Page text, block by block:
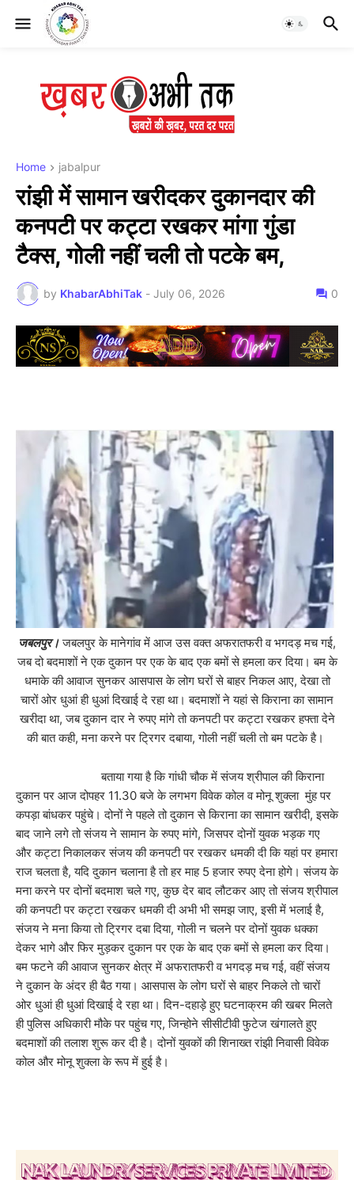
Home jabalpur
रांझी में सामान खरीदकर दुकानदार की
कनपटी पर कट्टा रखकर मांगा गुंडा
टैक्स, गोली नहीं चली तो पटके बम,
by KhabarAbhiTak - July 06, 2026 0
जबलपुर।जबलपुर के मानेगांव में आज उस वक्त अफरातफरी व भगदड़ मच गई,
जब दो बदमाशों ने एक दुकान पर एक के बाद एक बमों से हमला कर दिया। बम के
धमाके की आवाज सुनकर आसपास के लोग घरों से बाहर निकल आए, देखा तो
चारों ओर धुआं ही धुआं दिखाई दे रहा था। बदमाशों ने यहां से किराना का सामान
खरीदा था, जब दुकान दार ने रुपए मांगे तो कनपटी पर कट्टा रखकर हफ्ता देने
की बात कही, मना करने पर ट्रिगर दबाया, गोली नहीं चली तो बम पटके है।
बताया गया है कि गांधी चौक में संजय श्रीपाल की किराना
दुकान पर आज दोपहर 11.30 बजे के लगभग विवेक कोल व मोनू शुक्ला मुंह पर
कपड़ा बांधकर पहुंचे। दोनों ने पहले तो दुकान से किराना का सामान खरीदी, इसके
बाद जाने लगे तो संजय ने सामान के रुपए मांगे, जिसपर दोनों युवक भड़क गए
और कट्टा निकालकर संजय की कनपटी पर रखकर धमकी दी कि यहां पर हमारा
राज चलता है, यदि दुकान चलाना है तो हर माह 5 हजार रुपए देना होगे। संजय के
मना करने पर दोनों बदमाश चले गए, कुछ देर बाद लौटकर आए तो संजय श्रीपाल
की कनपटी पर कट्टा रखकर धमकी दी अभी भी समझ जाए, इसी में भलाई है,
संजय ने मना किया तो ट्रिगर दबा दिया, गोली न चलने पर दोनों युवक धक्का
देकर भागे और फिर मुड़कर दुकान पर एक के बाद एक बमों से हमला कर दिया।
बम फटने की आवाज सुनकर क्षेत्र में अफरातफरी व भगदड़ मच गई, वहीं संजय
ने दुकान के अंदर ही बैठ गया। आसपास के लोग घरों से बाहर निकले तो चारों
ओर धुआं ही धुआं दिखाई दे रहा था। दिन-दहाड़े हुए घटनाक्रम की खबर मिलते
ही पुलिस अधिकारी मौके पर पहुंच गए, जिन्होने सीसीटीवी फुटेज खंगालते हुए
बदमाशों की तलाश शुरू कर दी है। दोनों युवकों की शिनाख्त रांझी निवासी विवेक
कोल और मोनू शुक्ला के रूप में हुई है।